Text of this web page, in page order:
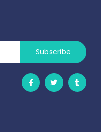
Subscribe